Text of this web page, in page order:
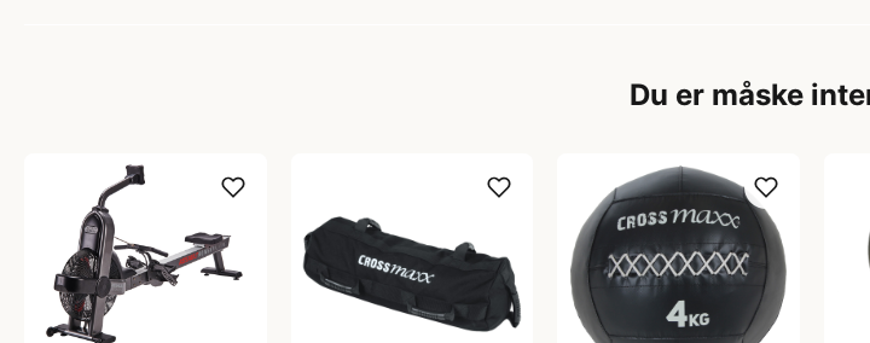
Du er måske